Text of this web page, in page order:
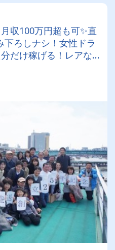
収100万円超も可✨直
ろしナシ！女性ドラ
だけ稼げる！レアな車
／